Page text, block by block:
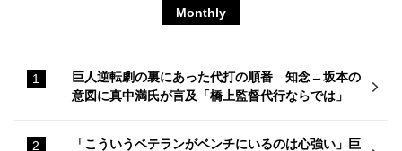
Monthly
巨人逆転劇の裏にあった代打の順番 知念→坂本の
意図に真中満氏が言及「橋上監督代行ならでは」
「こういうベテランがベンチにいるのは心強い」巨